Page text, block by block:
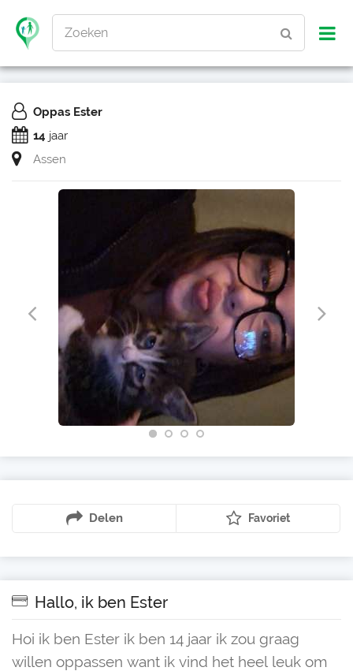
Zoeken
Oppas Ester
14 jaar
Assen
Delen Favoriet
Hallo, ik ben Ester
Hoi ik ben Ester ik ben 14 jaar ik zou graag
willen oppassen want ik vind het heel leuk om